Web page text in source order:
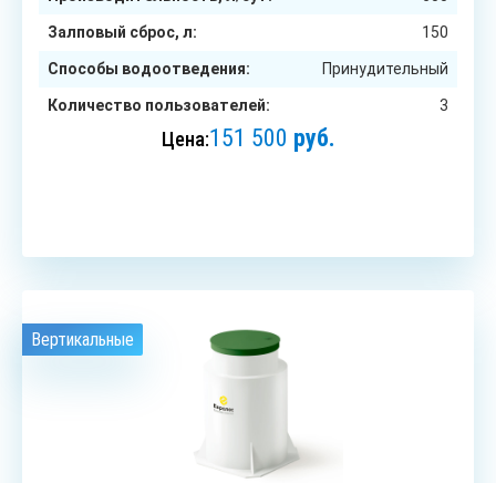
Залповый сброс, л: 150
Способы водоотведения: Принудительный
Количество пользователей: 3
Цена:151 500 руб.
Вертикальные